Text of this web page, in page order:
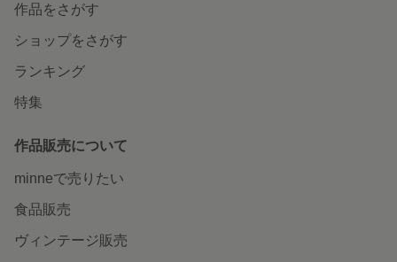
作品をさがす
ショップをさがす
ランキング
特集
作品販売について
minneで売りたい
食品販売
ヴィンテージ販売